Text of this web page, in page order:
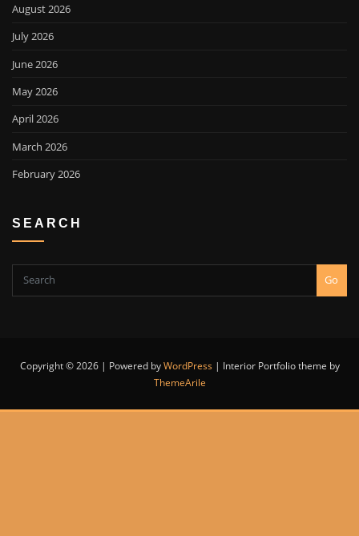
August 2026
July 2026
June 2026
May 2026
April 2026
March 2026
February 2026
SEARCH
Go
Copyright © 2026 | Powered byWordPress | Interior Portfolio theme by
ThemeArile